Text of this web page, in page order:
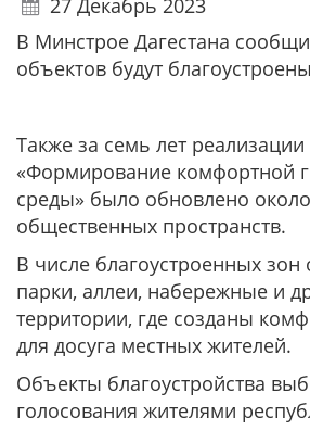
27 Декабрь 2023
В Минстрое Дагестана
объектов будут
Также за семь лет реализации
«Формирование комфортной
среды» было обновлено
общественных пространств.
В числе благоустроенных зон
парки, аллеи, набережные и
территории, где созданы
для досуга местных жителей.
Объекты благоустройства
голосования жителями